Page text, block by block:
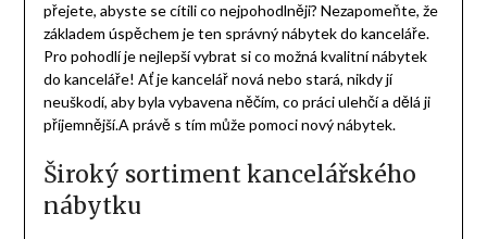
přejete, abyste se cítili co nejpohodlněji? Nezapomeňte, že
základem úspěchem je ten správný nábytek do kanceláře.
Pro pohodlí je nejlepší vybrat si co možná kvalitní nábytek
do kanceláře! Ať je kancelář nová nebo stará, nikdy jí
neuškodí, aby byla vybavena něčím, co práci ulehčí a dělá ji
příjemnější.A právě s tím může pomoci nový nábytek.
Široký sortiment kancelářského
nábytku